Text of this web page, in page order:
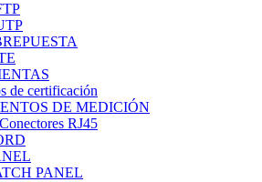
de certificación
DE MEDICIÓN
RJ45
PANEL